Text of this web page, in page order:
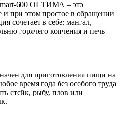
600 ОПТИМА – это
и при этом простое в обращении
сочетает в себе: мангал,
горячего копчения и печь
для приготовления пищи на
время года без особого труда
стейк, рыбу, плов или